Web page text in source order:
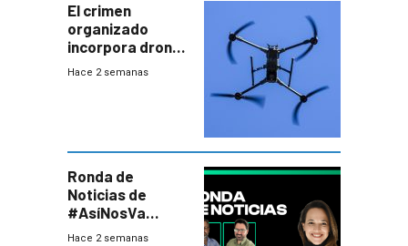
El crimen
organizado
incorpora drones
y abre un nuevo
Hace 2 semanas
Ronda de
Noticias de
#AsíNosVa
(20/7/26)
Hace 2 semanas